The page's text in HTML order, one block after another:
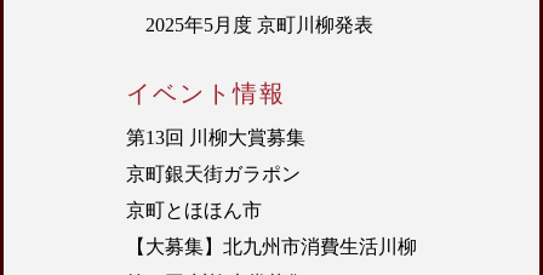
イベント情報
第13回 川柳大賞募集
京町銀天街ガラポン
京町とほほん市
【大募集】北九州市消費生活川柳
2025年5月度 京町川柳発表